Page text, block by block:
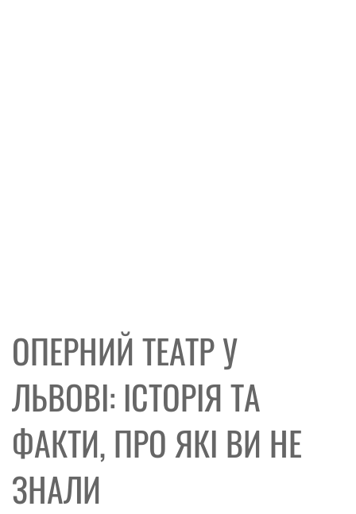
ОПЕРНИЙ ТЕАТР У
ЛЬВОВІ: ІСТОРІЯ ТА
ФАКТИ, ПРО ЯКІ ВИ НЕ
ЗНАЛИ